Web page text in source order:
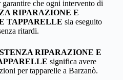
che ogni intervento di
RIPARAZIONE E
TAPPARELLE sia eseguito
ritardi.
RIPARAZIONE E
significa avere
per tapparelle a Barzanò.